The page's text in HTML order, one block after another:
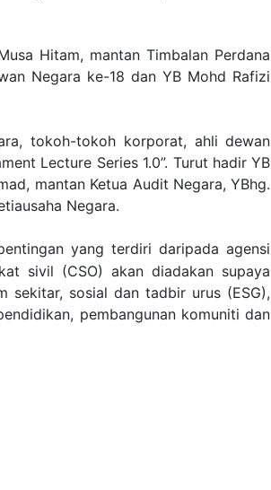
Hitam, mantan Timbalan Perdana
Negara ke-18 dan YB Mohd Rafizi
tokoh-tokoh korporat, ahli dewan
Lecture Series 1.0”. Turut hadir YB
mantan Ketua Audit Negara, YBhg.
Negara.
yang terdiri daripada agensi
sivil (CSO) akan diadakan supaya
sekitar, sosial dan tadbir urus (ESG),
pembangunan komuniti dan